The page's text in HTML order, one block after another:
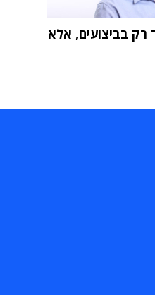
רק בביצועים, אלא